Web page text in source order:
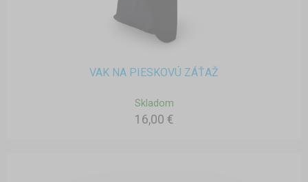
VAK NA PIESKOVÚ ZÁŤAŽ
Skladom
16,00 €